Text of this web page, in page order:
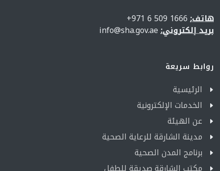
هاتف:
بريد إلكتروني:
روابط سريعة
الرئيسية
الخدمات الإلكترونية
عن الهيئة
مدينة الشارقة للرعاية الصحية
برنامج المدن الصحية